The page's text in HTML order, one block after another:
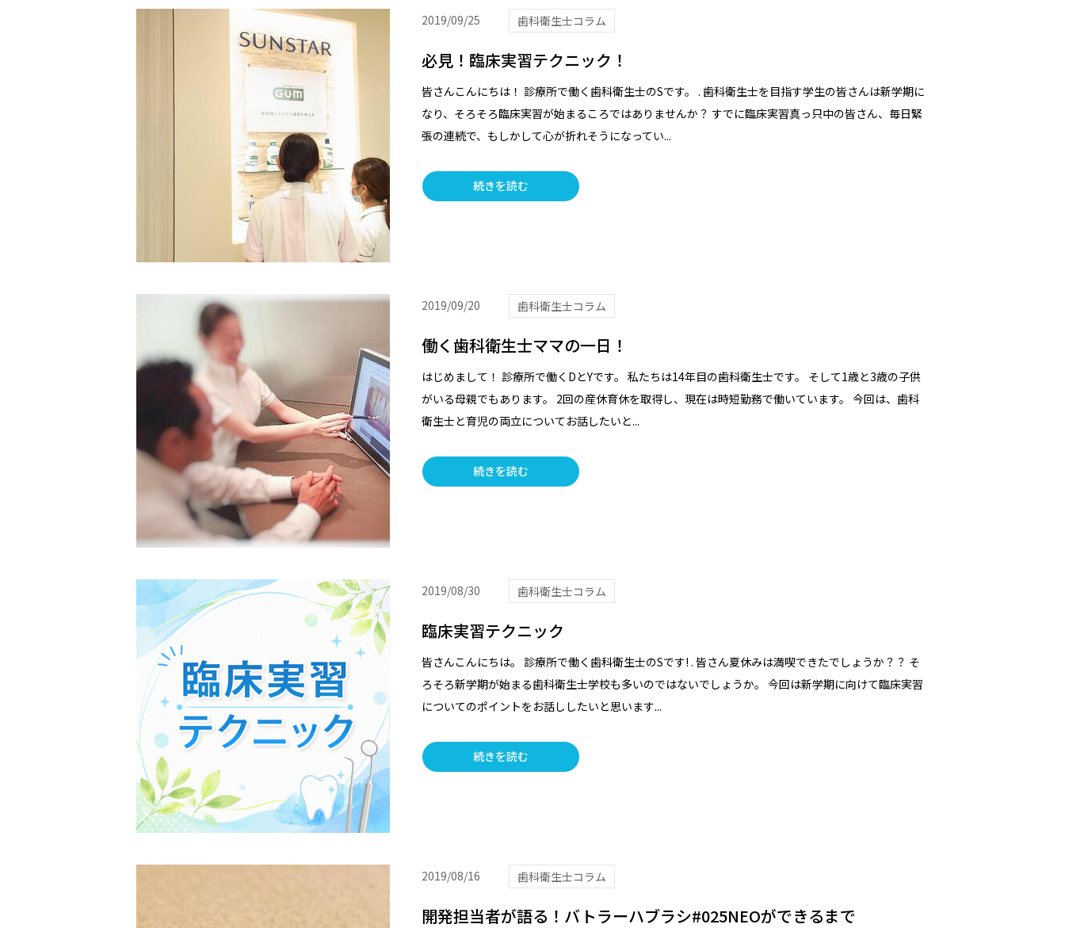
2019/09/25 歯科衛生士コラム
必見！臨床実習テクニック！
皆さんこんにちは！ 診療所で働く歯科衛生士のSです。 . 歯科衛生士を目指す学生の皆さんは新学期に
なり、そろそろ臨床実習が始まるころではありませんか？ すでに臨床実習真っ只中の皆さん、毎日緊
張の連続で、もしかして心が折れそうになってい...
続きを読む
2019/09/20 歯科衛生士コラム
働く歯科衛生士ママの一日！
はじめまして！ 診療所で働くDとYです。 私たちは14年目の歯科衛生士です。 そして1歳と3歳の子供
がいる母親でもあります。 2回の産休育休を取得し、現在は時短勤務で働いています。 今回は、歯科
衛生士と育児の両立についてお話したいと...
続きを読む
2019/08/30 歯科衛生士コラム
臨床実習テクニック
皆さんこんにちは。 診療所で働く歯科衛生士のSです! . 皆さん夏休みは満喫できたでしょうか？？ そ
ろそろ新学期が始まる歯科衛生士学校も多いのではないでしょうか。 今回は新学期に向けて臨床実習
についてのポイントをお話ししたいと思います...
続きを読む
2019/08/16 歯科衛生士コラム
開発担当者が語る！バトラーハブラシ#025NEOができるまで